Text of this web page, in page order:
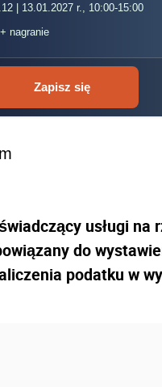
| 13.01.2027 r., 10:00-15:00
nagranie
Zapisz się
usługi na
do
podatku w